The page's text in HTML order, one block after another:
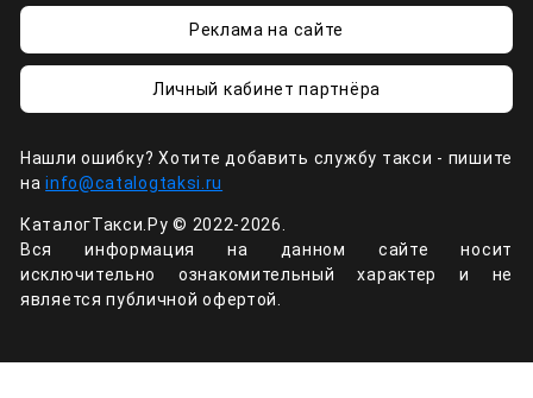
Реклама на сайте
Личный кабинет партнёра
Нашли ошибку? Хотите добавить службу такси - пишите
наinfo@catalogtaksi.ru
КаталогТакси.Ру © 2022-2026.
Вся информация на данном сайте носит
исключительно ознакомительный характер и не
является публичной офертой.